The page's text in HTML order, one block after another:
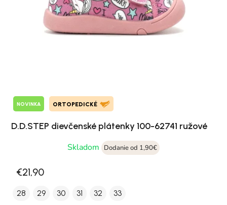
NOVINKA ORTOPEDICKÉ
D.D.STEP dievčenské plátenky 100-62741 ružové
Skladom
Dodanie od 1,90€
€21,90
28 29 30 31 32 33